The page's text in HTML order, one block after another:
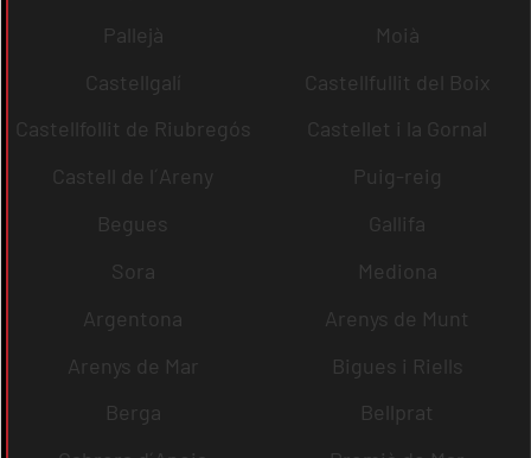
Pallejà
Moià
Castellgalí
Castellfullit del Boix
Castellfollit de Riubregós
Castellet i la Gornal
Castell de l´Areny
Puig-reig
Begues
Gallifa
Sora
Mediona
Argentona
Arenys de Munt
Arenys de Mar
Bigues i Riells
Berga
Bellprat